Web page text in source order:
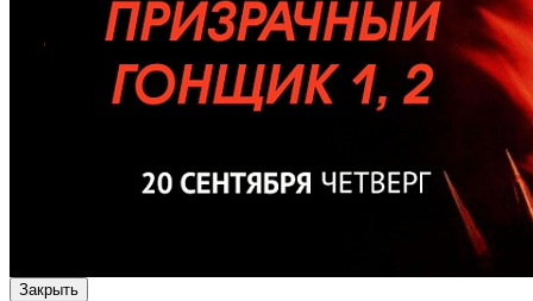
Закрыть